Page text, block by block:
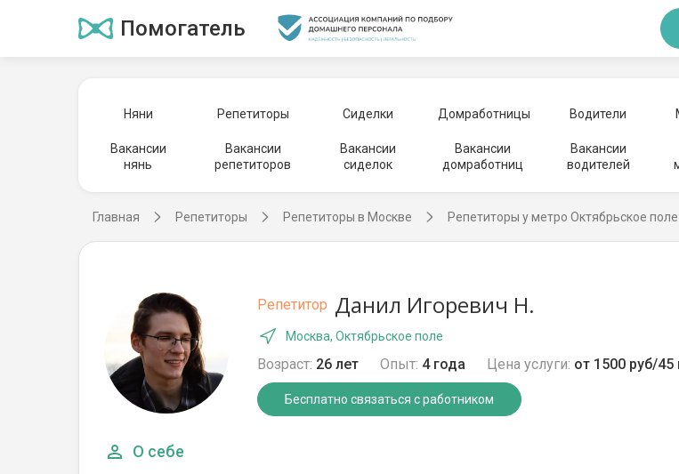
Помогатель
Няни Репетиторы Сиделки Домработницы Водители
Вакансии
нянь
Вакансии
репетиторов
Вакансии
сиделок
Вакансии
домработниц
Вакансии
водителей
Главная Репетиторы Репетиторы в Москве Репетиторы у метро Октябрьское поле
Репетитор Данил Игоревич Н.
Москва, Октябрьское поле
Возраст: 26 лет Опыт: 4 года Цена услуги: от 1500 руб/45
Бесплатно связаться с работником
О себе